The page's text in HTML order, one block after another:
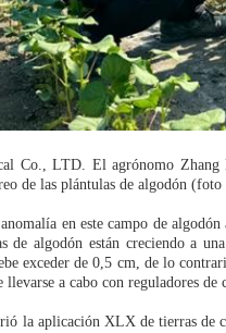
Co., LTD. El agrónomo Zhang
de las plántulas de algodón (foto
en este campo de
de algodón están creciendo a
exceder de 0,5 cm, de lo
a cabo con reguladores
la aplicación XLX de tierras de